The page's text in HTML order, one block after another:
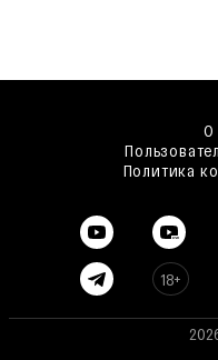
О
Политика
18+